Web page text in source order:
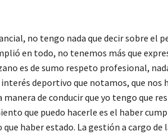
no tengo nada que decir sobre el
en todo, no tenemos más que
es de sumo respeto profesional,
deportivo que notamos, que nos
de conducir que yo tengo que
que puedo hacerle es el haber
haber estado. La gestión a cargo de